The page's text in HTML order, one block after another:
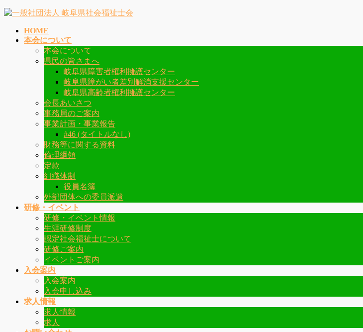
コ
ナ
HOME
本会について
本会について
県民の皆さまへ
岐阜県障害者権利擁護センター
岐阜県障がい者差別解消支援センター
岐阜県高齢者権利擁護センター
会長あいさつ
事務局のご案内
事業計画・事業報告
#46 (タイトルなし)
財務等に関する資料
倫理綱領
定款
組織体制
役員名簿
外部団体への委員派遣
研修・イベント
研修・イベント情報
生涯研修制度
認定社会福祉士について
研修ご案内
イベントご案内
入会案内
入会案内
入会申し込み
求人情報
求人情報
求人